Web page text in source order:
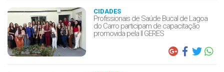
CIDADES
Profissionais de Saúde Bucal de Lagoa
do Carro participam de capacitação
promovida pela II GERES